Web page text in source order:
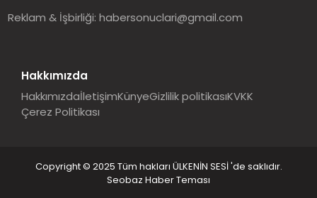
Reklam & İşbirliği:habersonuclari@gmail.com
Hakkımızda
HakkımızdaİletişimKünyeGizlilik politikasıKVKK
Çerez Politikası
Copyright © 2025 Tüm hakları ÜLKENİN SESİ 'de saklıdır.
Seobaz Haber Teması